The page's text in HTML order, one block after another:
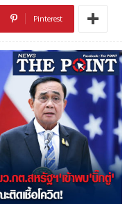
Pinterest